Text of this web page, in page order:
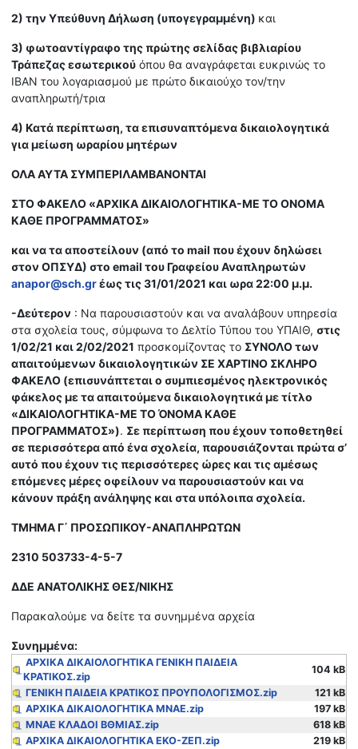
2) την Υπεύθυνη Δήλωση (υπογεγραμμένη) και
3) φωτοαντίγραφο της πρώτης σελίδας βιβλιαρίου
Τράπεζας εσωτερικού όπου θα αναγράφεται ευκρινώς το
IBAN του λογαριασμού με πρώτο δικαιούχο τον/την
αναπληρωτή/τρια
4) Κατά περίπτωση, τα επισυναπτόμενα δικαιολογητικά
για μείωση ωραρίου μητέρων
ΟΛΑ ΑΥΤΑ ΣΥΜΠΕΡΙΛΑΜΒΑΝΟΝΤΑΙ
ΣΤΟ ΦΑΚΕΛΟ «ΑΡΧΙΚΑ ΔΙΚΑΙΟΛΟΓΗΤΙΚΑ-ΜΕ ΤΟ ΟΝΟΜΑ
ΚΑΘΕ ΠΡΟΓΡΑΜΜΑΤΟΣ»
και να τα αποστείλουν (από το mail που έχουν δηλώσει
στον ΟΠΣΥΔ) στο email του Γραφείου Αναπληρωτών
anapor@sch.grέως τις 31/01/2021 και ωρα 22:00 μ.μ.
-Δεύτερον : Να παρουσιαστούν και να αναλάβουν υπηρεσία
στα σχολεία τους, σύμφωνα το Δελτίο Τύπου του ΥΠΑΙΘ, στις
1/02/21 και 2/02/2021 προσκομίζοντας το ΣΥΝΟΛΟ των
απαιτούμενων δικαιολογητικών ΣΕ ΧΑΡΤΙΝΟ ΣΚΛΗΡΟ
ΦΑΚΕΛΟ (επισυνάπτεται ο συμπιεσμένος ηλεκτρονικός
φάκελος με τα απαιτούμενα δικαιολογητικά με τίτλο
«ΔΙΚΑΙΟΛΟΓΗΤΙΚΑ-ΜΕ ΤΟ ΌΝΟΜΑ ΚΑΘΕ
ΠΡΟΓΡΑΜΜΑΤΟΣ»). Σε περίπτωση που έχουν τοποθετηθεί
σε περισσότερα από ένα σχολεία, παρουσιάζονται πρώτα σ’
αυτό που έχουν τις περισσότερες ώρες και τις αμέσως
επόμενες μέρες οφείλουν να παρουσιαστούν και να
κάνουν πράξη ανάληψης και στα υπόλοιπα σχολεία.
ΤΜΗΜΑ Γ΄ ΠΡΟΣΩΠΙΚΟΥ-ΑΝΑΠΛΗΡΩΤΩΝ
2310 503733-4-5-7
ΔΔΕ ΑΝΑΤΟΛΙΚΗΣ ΘΕΣ/ΝΙΚΗΣ
Παρακαλούμε να δείτε τα συνημμένα αρχεία
Συνημμένα:
ΑΡΧΙΚΑ ΔΙΚΑΙΟΛΟΓΗΤΙΚΑ ΓΕΝΙΚΗ ΠΑΙΔΕΙΑ
ΚΡΑΤΙΚΟΣ.zip
104 kB
ΓΕΝΙΚΗ ΠΑΙΔΕΙΑ ΚΡΑΤΙΚΟΣ ΠΡΟΥΠΟΛΟΓΙΣΜΟΣ.zip
121 kB
ΑΡΧΙΚΑ ΔΙΚΑΙΟΛΟΓΗΤΙΚΑ ΜΝΑΕ.zip
197 kB
ΜΝΑΕ ΚΛΑΔΟΙ ΒΘΜΙΑΣ.zip
618 kB
ΑΡΧΙΚΑ ΔΙΚΑΙΟΛΟΓΗΤΙΚΑ ΕΚΟ-ΖΕΠ.zip
219 kB